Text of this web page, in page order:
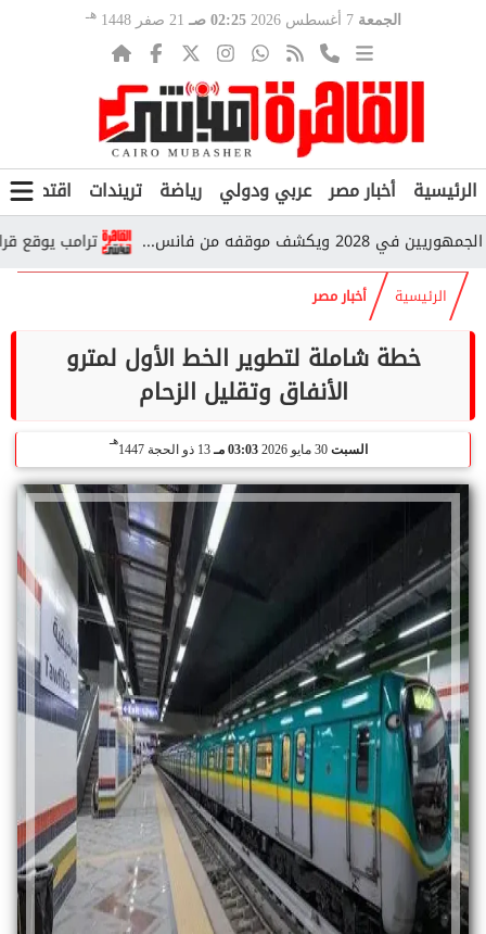
الجمعة 7 أغسطس 2026 02:25 صـ 21 صفر 1448 هـ
الرئيسية أخبار مصر عربي ودولي رياضة تريندات اقتصاد
ترامب يوقع قرارين موقفه من فانس...
الرئيسية أخبار مصر
خطة شاملة لتطوير الخط الأول لمترو
الأنفاق وتقليل الزحام
السبت 03:03 مـ 13 ذو الحجة 1447
هـ